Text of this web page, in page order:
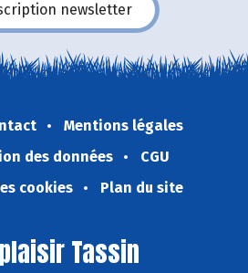
newsletter
Mentions légales
des données
CGU
cookies
Plan du site
Tassin